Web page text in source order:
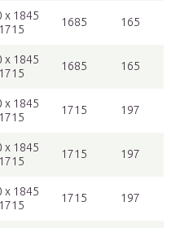
x 1845
1685 165
x 1845
1685 165
x 1845
1715 197
x 1845
1715 197
x 1845
1715 197